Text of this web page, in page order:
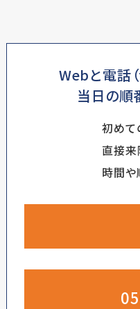
Webと電話（
当日の順
初めて
直接来
時間や